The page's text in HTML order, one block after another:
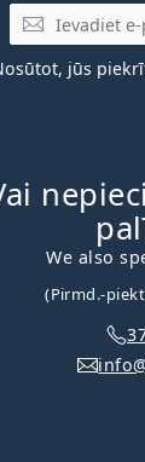
E-pasta
jūs
We also
(Pirmd.-